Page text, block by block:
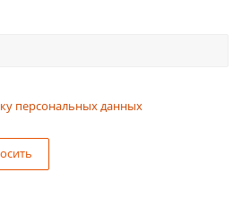
персональных данных